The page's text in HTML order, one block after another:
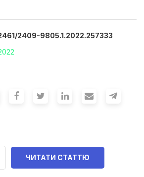
2409-9805.1.2022.257333
ЧИТАТИ СТАТТЮ